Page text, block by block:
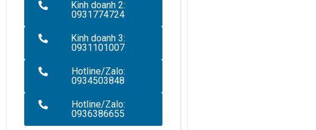
Kinh doanh 2:
0931774724
Kinh doanh 3:
0931101007
Hotline/Zalo:
0934503848
Hotline/Zalo:
0936386655